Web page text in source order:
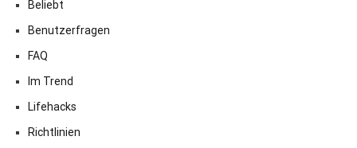
Beliebt
Benutzerfragen
FAQ
Im Trend
Lifehacks
Richtlinien